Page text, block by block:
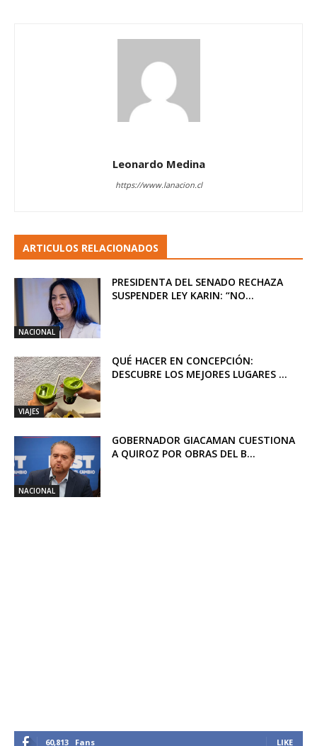
Leonardo Medina
https://www.lanacion.cl
ARTICULOS RELACIONADOS
NACIONAL
PRESIDENTA DEL SENADO RECHAZA
SUSPENDER LEY KARIN: “NO...
VIAJES
QUÉ HACER EN CONCEPCIÓN:
DESCUBRE LOS MEJORES LUGARES ...
NACIONAL
GOBERNADOR GIACAMAN CUESTIONA
A QUIROZ POR OBRAS DEL B...
60,813 Fans LIKE